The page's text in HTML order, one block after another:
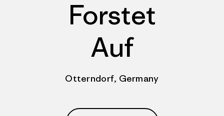
Forstet
Auf
Otterndorf, Germany